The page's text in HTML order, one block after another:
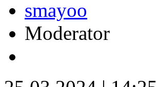
smayoo
Moderator